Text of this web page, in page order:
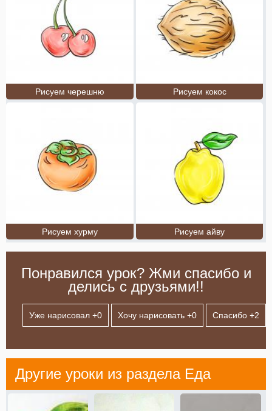
Рисуем черешню Рисуем кокос
Рисуем хурму Рисуем айву
Понравился урок? Жми спасибо и
делись с друзьями!!
Уже нарисовал +0 Хочу нарисовать +0 Спасибо +2
Другие уроки из раздела Еда